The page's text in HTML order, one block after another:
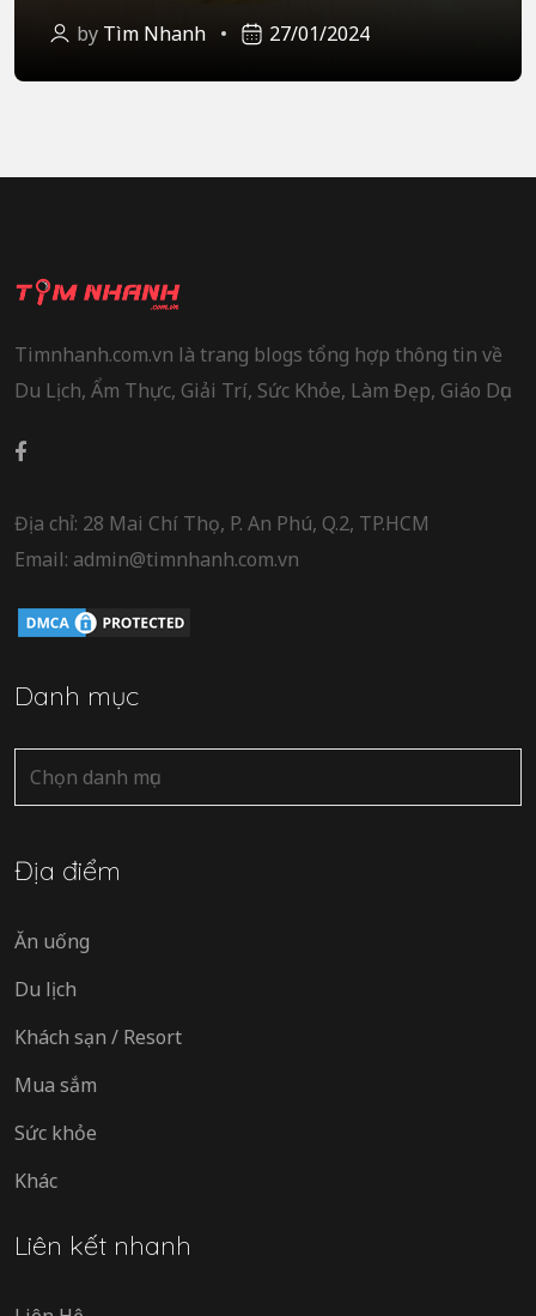
by Tìm Nhanh 27/01/2024
Timnhanh.com.vn là trang blogs tổng hợp thông tin về
Du Lịch, Ẩm Thực, Giải Trí, Sức Khỏe, Làm Đẹp, Giáo Dục.
Địa chỉ: 28 Mai Chí Thọ, P. An Phú, Q.2, TP.HCM
Email: admin@timnhanh.com.vn
Danh mục
Danh
mục
Địa điểm
Ăn uống
Du lịch
Khách sạn / Resort
Mua sắm
Sức khỏe
Khác
Liên kết nhanh